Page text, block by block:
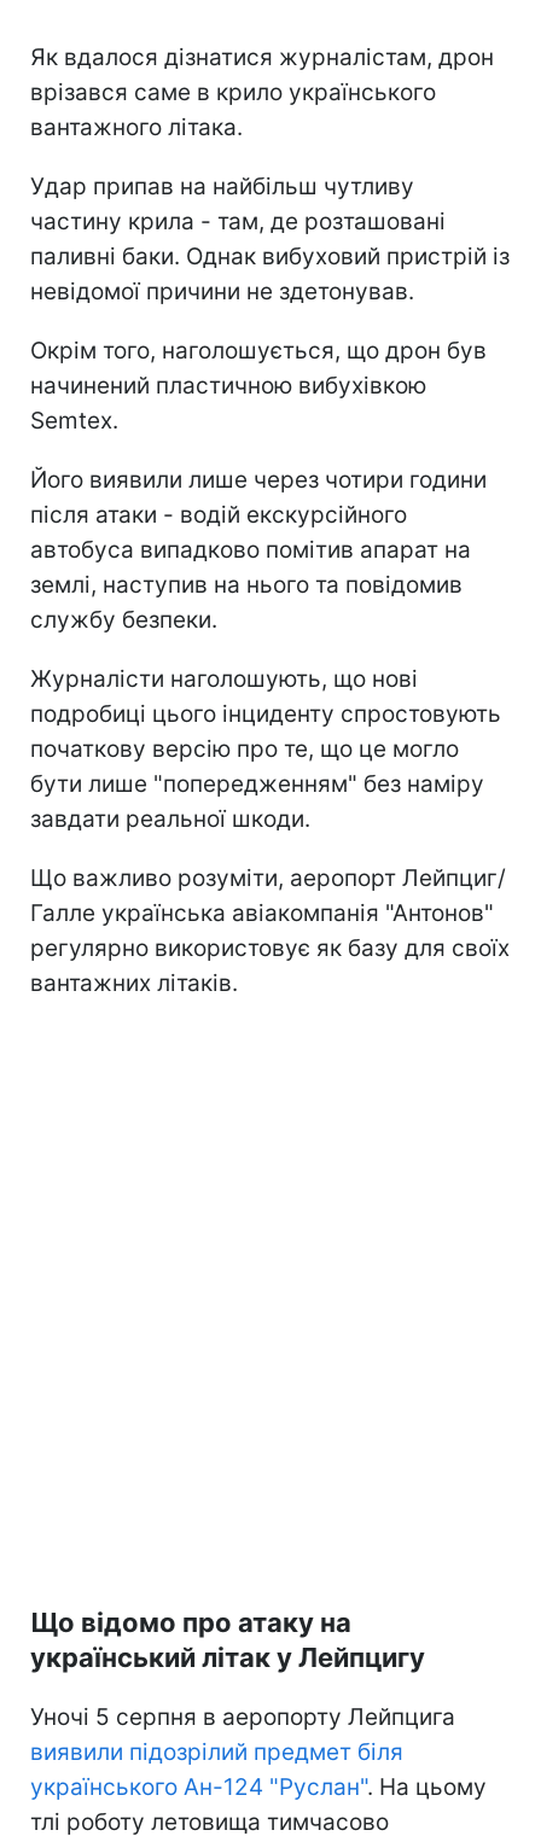
Як вдалося дізнатися журналістам, дрон
врізався саме в крило українського
вантажного літака.
Удар припав на найбільш чутливу
частину крила - там, де розташовані
паливні баки. Однак вибуховий пристрій із
невідомої причини не здетонував.
Окрім того, наголошується, що дрон був
начинений пластичною вибухівкою
Semtex.
Його виявили лише через чотири години
після атаки - водій екскурсійного
автобуса випадково помітив апарат на
землі, наступив на нього та повідомив
службу безпеки.
Журналісти наголошують, що нові
подробиці цього інциденту спростовують
початкову версію про те, що це могло
бути лише "попередженням" без наміру
завдати реальної шкоди.
Що важливо розуміти, аеропорт Лейпциг/
Галле українська авіакомпанія "Антонов"
регулярно використовує як базу для своїх
вантажних літаків.
Що відомо про атаку на
український літак у Лейпцигу
Уночі 5 серпня в аеропорту Лейпцига
виявили підозрілий предмет біля
українського Ан-124 "Руслан". На цьому
тлі роботу летовища тимчасово